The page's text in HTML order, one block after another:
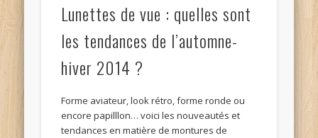
Lunettes de vue : quelles sont
les tendances de l’automne-
hiver 2014 ?
Forme aviateur, look rétro, forme ronde ou
encore papilllon… voici les nouveautés et
tendances en matière de montures de